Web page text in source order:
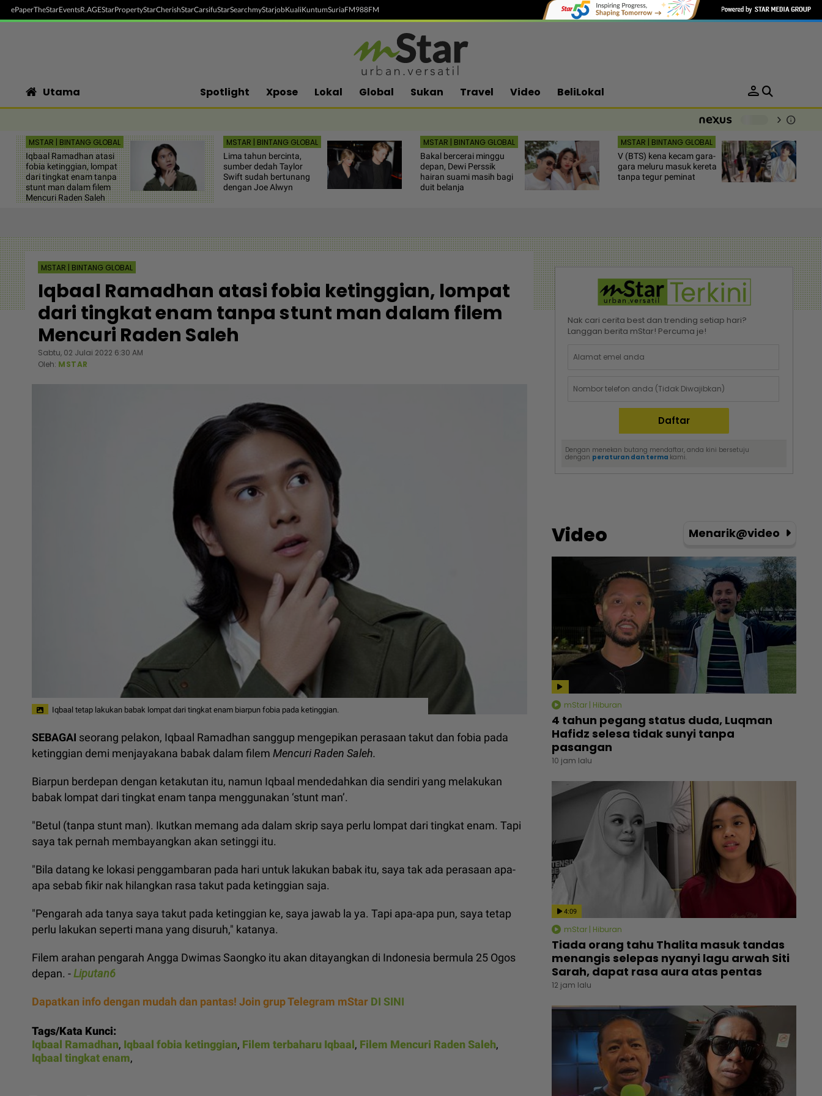
ePaperTheStarEventsR.AGEStarPropertyStarCherishStarCarsifuStarSearchmyStarjobKualiKuntumSuriaFM988FM
Utama Spotlight Xpose Lokal Global Sukan Travel Video BeliLokal person
chevron_right info
MSTAR | BINTANG GLOBAL
Iqbaal Ramadhan atasi
fobia ketinggian, lompat
dari tingkat enam tanpa
stunt man dalam filem
Mencuri Raden Saleh
MSTAR | BINTANG GLOBAL
Lima tahun bercinta,
sumber dedah Taylor
Swift sudah bertunang
dengan Joe Alwyn
MSTAR | BINTANG GLOBAL
Bakal bercerai minggu
depan, Dewi Perssik
hairan suami masih bagi
duit belanja
MSTAR | BINTANG GLOBAL
V (BTS) kena kecam gara-
gara meluru masuk kereta
tanpa tegur peminat
MSTAR | BINTANG GLOBAL
Iqbaal Ramadhan atasi fobia ketinggian, lompat
dari tingkat enam tanpa stunt man dalam filem
Mencuri Raden Saleh
Sabtu, 02 Julai 2022 6:30 AM
Oleh: MSTAR
Iqbaal tetap lakukan babak lompat dari tingkat enam biarpun fobia pada ketinggian.
SEBAGAI seorang pelakon, Iqbaal Ramadhan sanggup mengepikan perasaan takut dan fobia pada
ketinggian demi menjayakana babak dalam filem Mencuri Raden Saleh.
Biarpun berdepan dengan ketakutan itu, namun Iqbaal mendedahkan dia sendiri yang melakukan
babak lompat dari tingkat enam tanpa menggunakan ‘stunt man’.
"Betul (tanpa stunt man). Ikutkan memang ada dalam skrip saya perlu lompat dari tingkat enam. Tapi
saya tak pernah membayangkan akan setinggi itu.
"Bila datang ke lokasi penggambaran pada hari untuk lakukan babak itu, saya tak ada perasaan apa-
apa sebab fikir nak hilangkan rasa takut pada ketinggian saja.
"Pengarah ada tanya saya takut pada ketinggian ke, saya jawab la ya. Tapi apa-apa pun, saya tetap
perlu lakukan seperti mana yang disuruh," katanya.
Filem arahan pengarah Angga Dwimas Saongko itu akan ditayangkan di Indonesia bermula 25 Ogos
depan. -Liputan6
Dapatkan info dengan mudah dan pantas! Join grup Telegram mStar DI SINI
Tags/Kata Kunci:
Iqbaal Ramadhan, Iqbaal fobia ketinggian, Filem terbaharu Iqbaal, Filem Mencuri Raden Saleh,
Iqbaal tingkat enam,
Nak cari cerita best dan trending setiap hari?
Langgan berita mStar! Percuma je!
Dengan menekan butang mendaftar, anda kini bersetuju
dengan peraturan dan terma kami.
Video Menarik@video
mStar | Hiburan
4 tahun pegang status duda, Luqman
Hafidz selesa tidak sunyi tanpa
pasangan
10 jam lalu
4:09
mStar | Hiburan
Tiada orang tahu Thalita masuk tandas
menangis selepas nyanyi lagu arwah Siti
Sarah, dapat rasa aura atas pentas
12 jam lalu